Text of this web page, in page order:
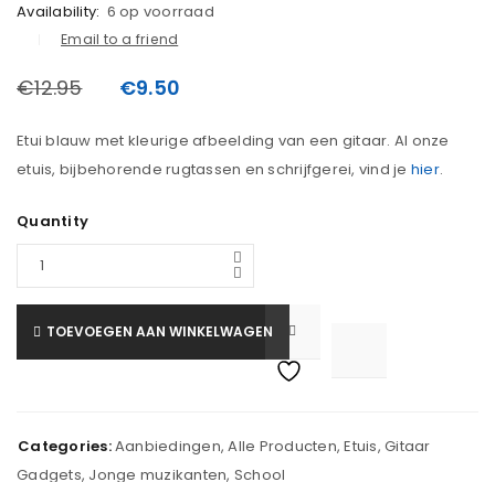
Availability: 6 op voorraad
Email to a friend
€12.95 €9.50
Etui blauw met kleurige afbeelding van een gitaar. Al onze
etuis, bijbehorende rugtassen en schrijfgerei, vind je hier.
Quantity
TOEVOEGEN AAN WINKELWAGEN
Categories:Aanbiedingen,Alle Producten,Etuis, Gitaar
Gadgets, Jonge muzikanten, School